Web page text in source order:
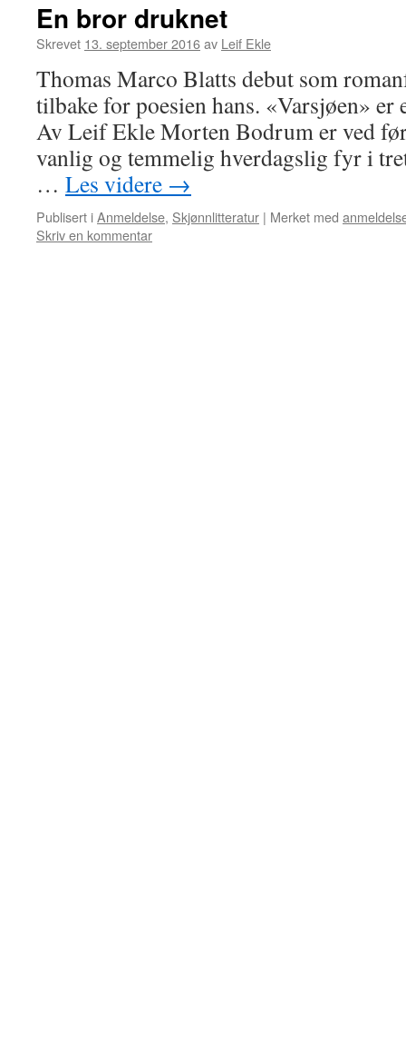
En bror druknet
Skrevet 13. september 2016av Leif Ekle
Thomas Marco Blatts debut som
tilbake for poesien hans. «Varsjøen» er
Av Leif Ekle Morten Bodrum er ved
vanlig og temmelig hverdagslig fyr i
… Les videre →
Publisert iAnmeldelse, Skjønnlitteratur | Merket med
Skriv en kommentar